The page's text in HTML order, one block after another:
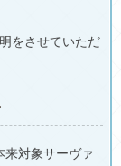
をさせていただ
来対象サーヴァ